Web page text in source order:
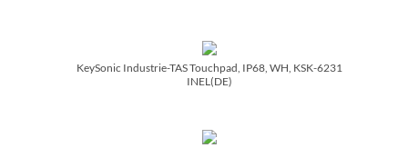
KeySonic Industrie-TAS Touchpad, IP68, WH, KSK-6231
INEL(DE)